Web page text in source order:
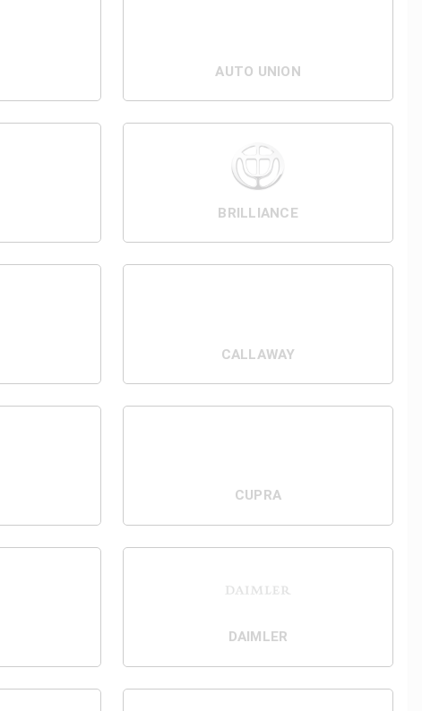
AUTO UNION
BRILLIANCE
CALLAWAY
CUPRA
DAIMLER